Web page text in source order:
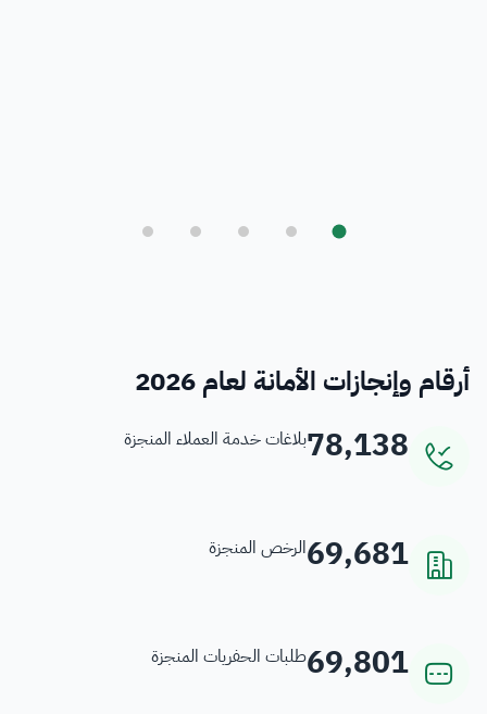
أرقام وإنجازات الأمانة لعام 2026
78,138بلاغات خدمة العملاء المنجزة
69,681الرخص المنجزة
69,801طلبات الحفريات المنجزة